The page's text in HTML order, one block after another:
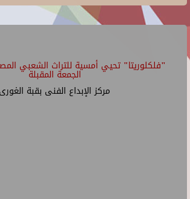
"فلكلوريتا" تحيي أمسية للتراث الشعبي
الجمعة المقبلة
مركز الإبداع الفنى بقبة الغورى